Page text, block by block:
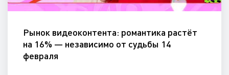
Рынок видеоконтента: романтика растёт
на 16% — независимо от судьбы 14
февраля